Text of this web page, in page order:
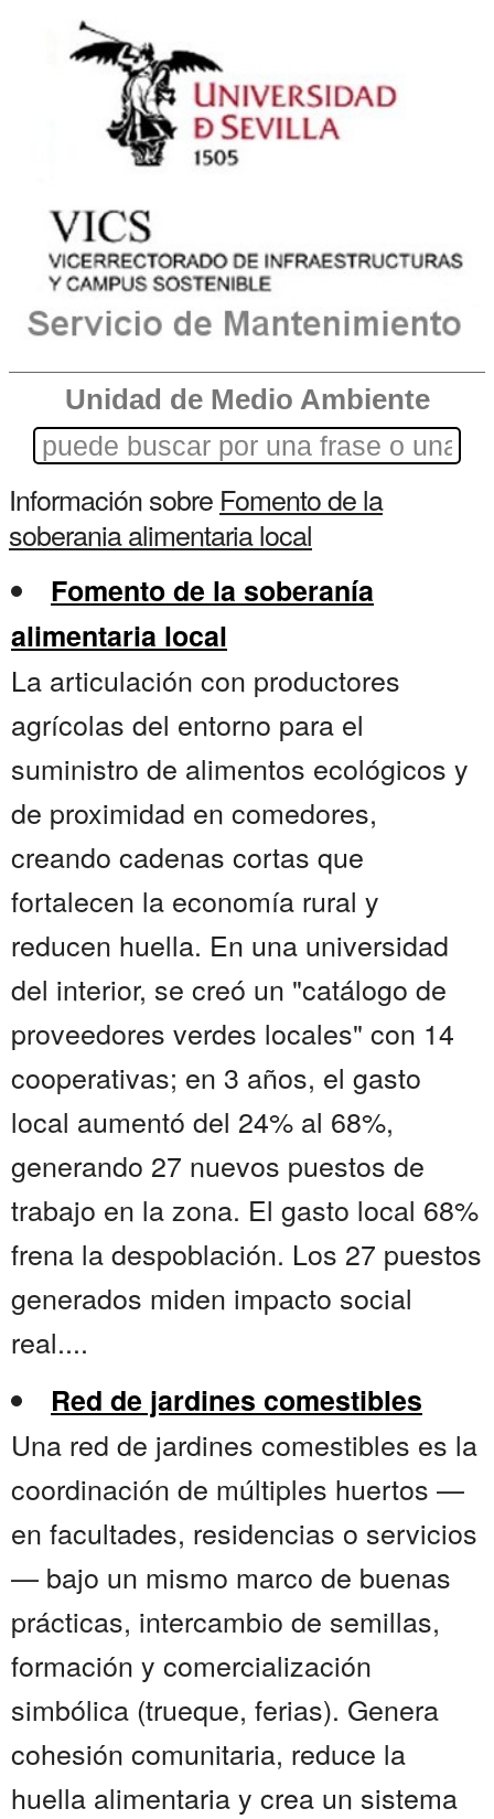
Unidad de Medio Ambiente
Información sobre Fomento de la
soberania alimentaria local
Fomento de la soberanía
alimentaria local
La articulación con productores
agrícolas del entorno para el
suministro de alimentos ecológicos y
de proximidad en comedores,
creando cadenas cortas que
fortalecen la economía rural y
reducen huella. En una universidad
del interior, se creó un "catálogo de
proveedores verdes locales" con 14
cooperativas; en 3 años, el gasto
local aumentó del 24% al 68%,
generando 27 nuevos puestos de
trabajo en la zona. El gasto local 68%
frena la despoblación. Los 27 puestos
generados miden impacto social
real....
Red de jardines comestibles
Una red de jardines comestibles es la
coordinación de múltiples huertos —
en facultades, residencias o servicios
— bajo un mismo marco de buenas
prácticas, intercambio de semillas,
formación y comercialización
simbólica (trueque, ferias). Genera
cohesión comunitaria, reduce la
huella alimentaria y crea un sistema